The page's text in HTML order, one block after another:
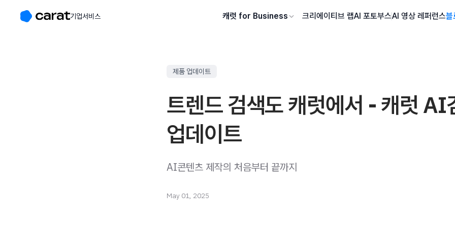
기업서비스 캐럿 for Business 크리에이티브 랩AI 포토부스AI 영상 레퍼런스블
제품 업데이트
트렌드 검색도 캐럿에서 - 캐럿 AI
업데이트
AI콘텐츠 제작의 처음부터 끝까지
May 01, 2025